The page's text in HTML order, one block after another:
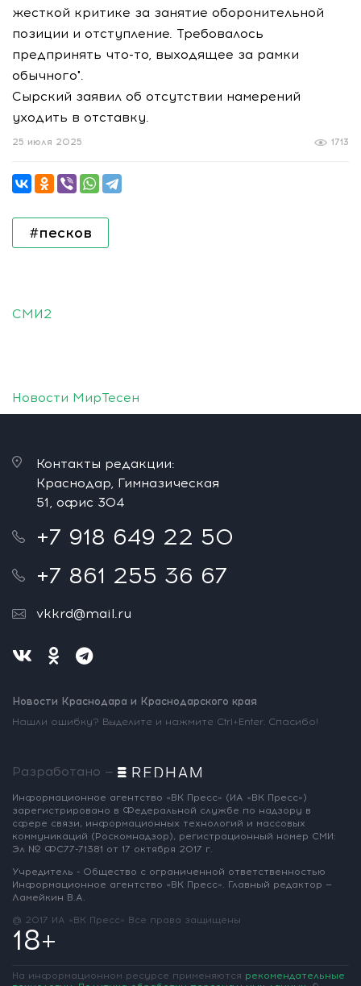
жесткой критике за занятие оборонительной
позиции и отступление. Требовалось
предпринять что-то, выходящее за рамки
обычного".
Сырский заявил об отсутствии намерений
уходить в отставку.
1713
25 июля 2025
#песков
СМИ2
Новости МирТесен
Контакты редакции:
Краснодар, Гимназическая
51, офис 304
+7 918 649 22 50
+7 861 255 36 67
vkkrd@mail.ru
Новости Краснодара и Краснодарского края
Нашли ошибку? Выделите и нажмите Ctrl+Enter. Спасибо!
Разработано —
Информационное агентство «ВК Пресс» (ИА «ВК Пресс»)
зарегистрировано в Федеральной службе по надзору в
сфере связи, информационных технологий и массовых
коммуникаций (Роскомнадзор), регистрационный номер СМИ:
Эл № ФС77-71381 от 17 октября 2017 г.
Учредитель - Общество с ограниченной ответственностью
Информационное агентство «ВК Пресс». Главный редактор —
Ламейкин В.А.
@ 2017 ИА «ВК Пресс» Все права защищены
18+
На информационном ресурсе применяются рекомендательные